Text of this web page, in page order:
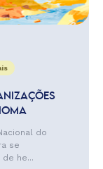
do
se
he...